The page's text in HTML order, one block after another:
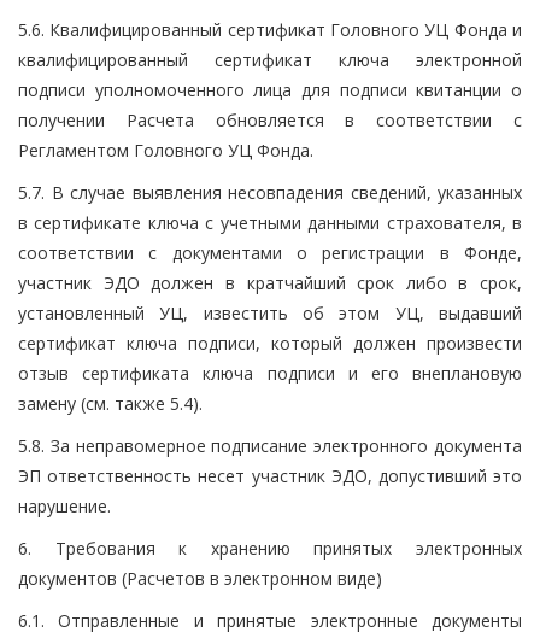
5.6. Квалифицированный сертификат Головного УЦ Фонда и
квалифицированный сертификат ключа электронной
подписи уполномоченного лица для подписи квитанции о
получении Расчета обновляется в соответствии с
Регламентом Головного УЦ Фонда.
5.7. В случае выявления несовпадения сведений, указанных
в сертификате ключа с учетными данными страхователя, в
соответствии с документами о регистрации в Фонде,
участник ЭДО должен в кратчайший срок либо в срок,
установленный УЦ, известить об этом УЦ, выдавший
сертификат ключа подписи, который должен произвести
отзыв сертификата ключа подписи и его внеплановую
замену (см. также 5.4).
5.8. За неправомерное подписание электронного документа
ЭП ответственность несет участник ЭДО, допустивший это
нарушение.
6. Требования к хранению принятых электронных
документов (Расчетов в электронном виде)
6.1. Отправленные и принятые электронные документы